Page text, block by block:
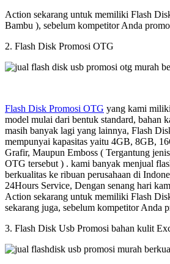
Action sekarang untuk memiliki Flash
Bambu ), sebelum kompetitor Anda
2. Flash Disk Promosi OTG
Flash Disk Promosi OTG yang kami
model mulai dari bentuk standard, bahan
masih banyak lagi yang lainnya, Flash
mempunyai kapasitas yaitu 4GB, 8GB,
Grafir, Maupun Emboss ( Tergantung
OTG tersebut ) . kami banyak menjual
berkualitas ke ribuan perusahaan di
24Hours Service, Dengan senang hari
Action sekarang untuk memiliki Flash
sekarang juga, sebelum kompetitor Anda
3. Flash Disk Usb Promosi bahan kulit